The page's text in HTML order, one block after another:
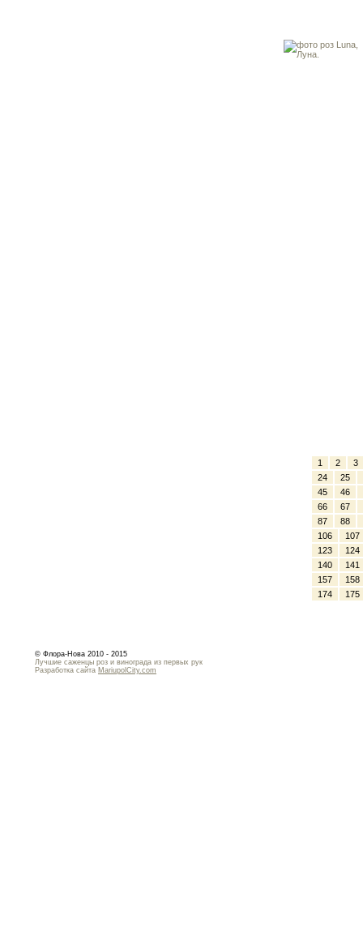
1 2
3
24
25
45
46
66
67
87
88
106
107
123
124
140
141
157
158
174
175
© Флора-Нова 2010 - 2015
Лучшие саженцы роз и винограда из первых рук
Разработка сайта MariupolCity.com